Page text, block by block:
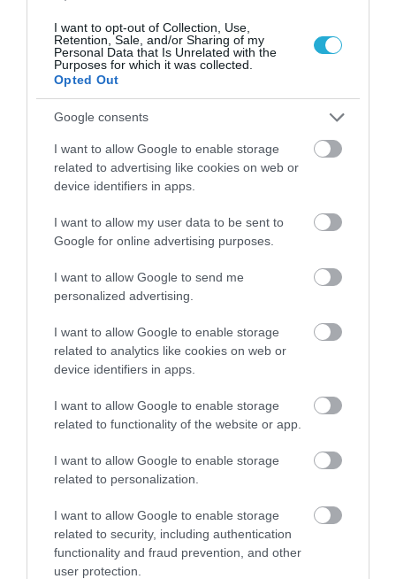
I want to opt-out of Collection, Use,
Retention, Sale, and/or Sharing of my
Personal Data that Is Unrelated with the
Purposes for which it was collected.
Opted Out
Google consents
I want to allow Google to enable storage
related to advertising like cookies on web or
device identifiers in apps.
I want to allow my user data to be sent to
Google for online advertising purposes.
I want to allow Google to send me
personalized advertising.
I want to allow Google to enable storage
related to analytics like cookies on web or
device identifiers in apps.
I want to allow Google to enable storage
related to functionality of the website or app.
I want to allow Google to enable storage
related to personalization.
I want to allow Google to enable storage
related to security, including authentication
functionality and fraud prevention, and other
user protection.
03.08.2026
Το «τρικ» για να γεμίσετε εύκολα τις
παγοθήκες με νερό
Τρεις ελληνικές πόλεις στους κορυφαίους